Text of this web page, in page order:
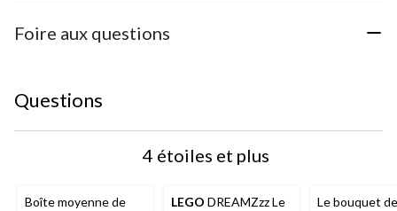
Foire aux questions
Questions
4 étoiles et plus
Boîte moyenne de
LEGO DREAMZzz Le
Le bouquet